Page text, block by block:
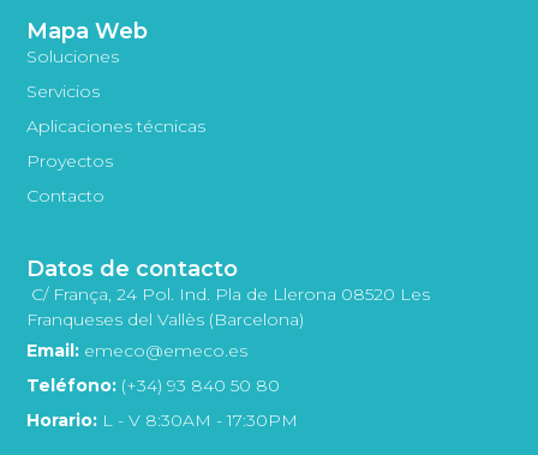
Mapa Web
Soluciones
Servicios
Aplicaciones técnicas
Proyectos
Contacto
Datos de contacto
C/ França, 24 Pol. Ind. Pla de Llerona 08520 Les
Franqueses del Vallès (Barcelona)
Email: emeco@emeco.es
Teléfono: (+34) 93 840 50 80
Horario: L - V 8:30AM - 17:30PM